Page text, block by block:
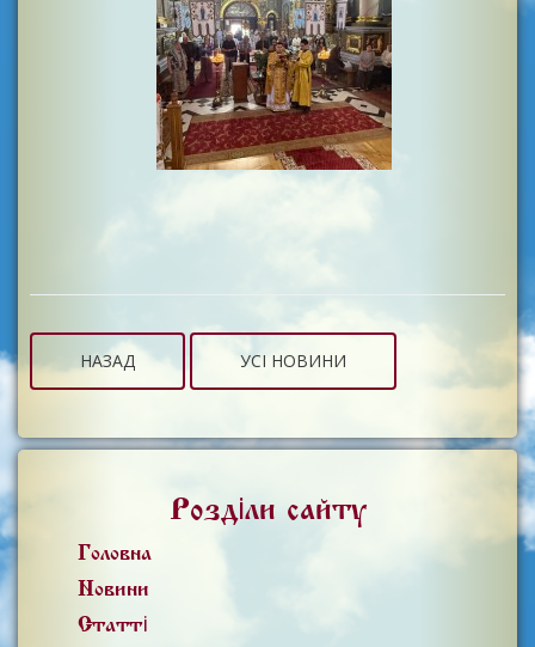
НАЗАД УСІ НОВИНИ
Розділи сайту
Головна
Новини
Статті